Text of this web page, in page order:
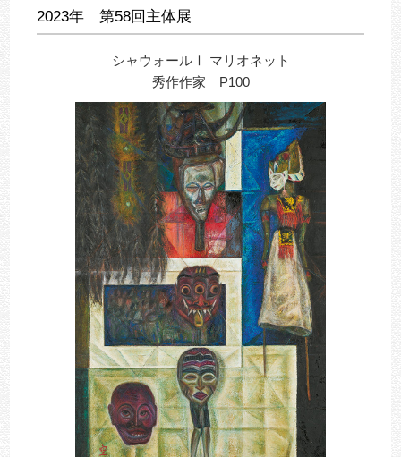
2023年 第58回主体展
シャウォールⅠ マリオネット
秀作作家 P100